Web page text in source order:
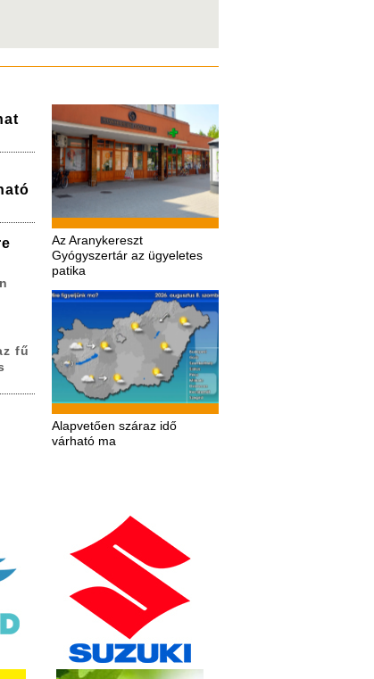
Az Aranykereszt
Gyógyszertár az ügyeletes
patika
Alapvetően száraz idő
várható ma
fű